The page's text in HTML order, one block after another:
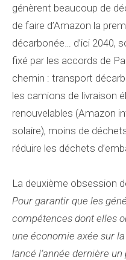
génèrent beaucoup de
de faire d’Amazon la
décarbonée… d’ici 2040,
fixé par les accords de
chemin : transport
les camions de livraison
renouvelables (Amazon
solaire), moins de
réduire les déchets
La deuxième obsession
Pour garantir que les
compétences dont elles
une économie axée sur
lancé l’année dernière